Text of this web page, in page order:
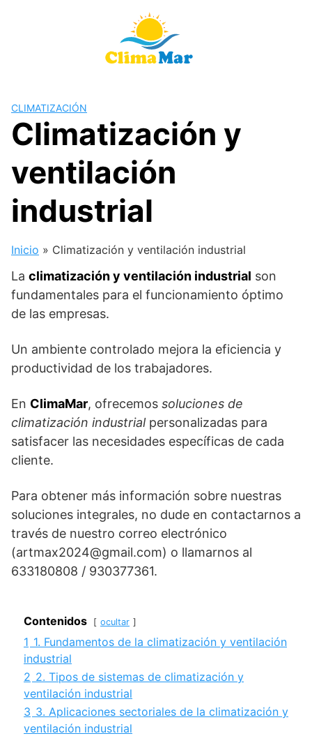
CLIMATIZACIÓN
Climatización y
ventilación
industrial
Inicio » Climatización y ventilación industrial
La climatización y ventilación industrial son
fundamentales para el funcionamiento óptimo
de las empresas.
Un ambiente controlado mejora la eficiencia y
productividad de los trabajadores.
En ClimaMar, ofrecemos soluciones de
climatización industrialpersonalizadas para
satisfacer las necesidades específicas de cada
cliente.
Para obtener más información sobre nuestras
soluciones integrales, no dude en contactarnos a
través de nuestro correo electrónico
(artmax2024@gmail.com) o llamarnos al
633180808 / 930377361.
Contenidos ocultar
1 1. Fundamentos de la climatización y ventilación
industrial
2 2. Tipos de sistemas de climatización y
ventilación industrial
3 3. Aplicaciones sectoriales de la climatización y
ventilación industrial